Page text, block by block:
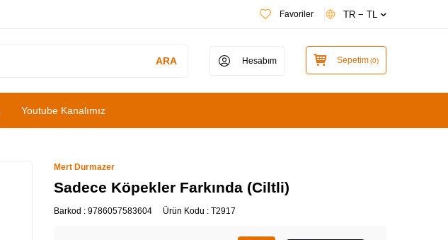
Favoriler TR − TL
ARA Hesabım Sepetim(0)
Youtube Kanalımız
Mert Durmazer
Sadece Köpekler Farkında (Ciltli)
Barkod : 9786057583604 Ürün Kodu : T2917